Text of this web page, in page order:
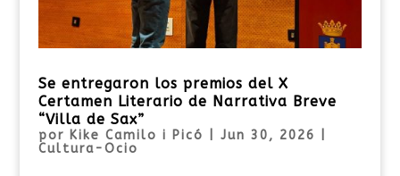
Se entregaron los premios del X
Certamen Literario de Narrativa Breve
“Villa de Sax”
por Kike Camilo i Picó Jun 30, 2026
Cultura-Ocio